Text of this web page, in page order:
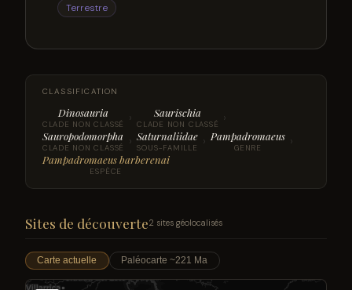
Terrestre
CLASSIFICATION
Dinosauria
CLADE NON CLASSÉ › Saurischia
CLADE NON CLASSÉ ›
Sauropodomorpha
CLADE NON CLASSÉ › Saturnaliidae
SOUS-FAMILLE › Pampadromaeus
GENRE ›
Pampadromaeus barberenai
ESPÈCE
Sites de découverte2 sites géolocalisés
Carte actuelle Paléocarte ~221 Ma